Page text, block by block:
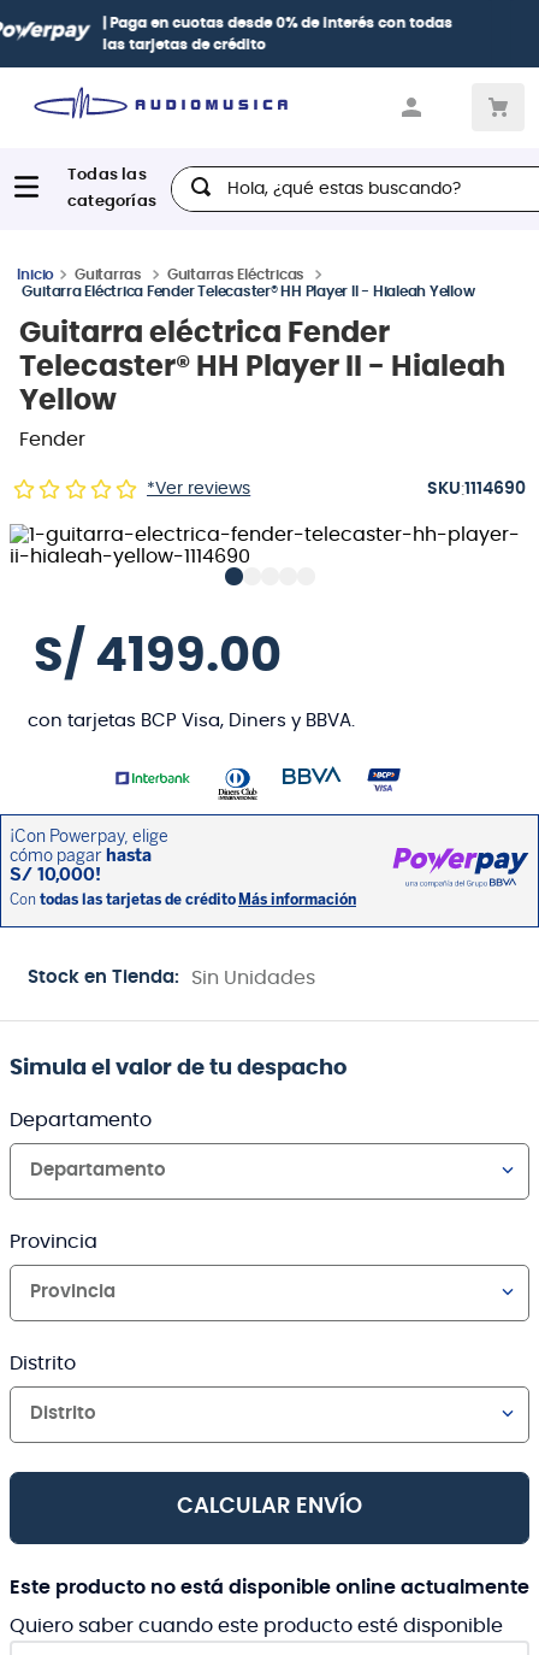
Paga con hasta 12 cuotas sin intereses con tarjetasBCP Visa,
Diners, BBVA e Interbank
Hola, ¿qué estas buscando?
Guitarras
Guitarras Eléctricas
Guitarra Eléctrica Fender Telecaster® HH Player II - Hialeah Yellow
Guitarra eléctrica Fender
Telecaster® HH Player II - Hialeah
Yellow
Fender
*Ver reviews :1114690
S/ 4199.00
con tarjetas BCP Visa, Diners y BBVA.
Stock en Tienda: Sin Unidades
Simula el valor de tu despacho
Departamento
Departamento
Provincia
Provincia
Distrito
Distrito
CALCULAR ENVÍO
Este producto no está disponible online actualmente
Quiero saber cuando este producto esté disponible